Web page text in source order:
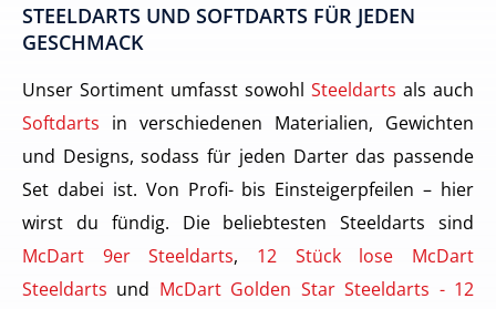
STEELDARTS UND SOFTDARTS FÜR JEDEN
GESCHMACK
Unser Sortiment umfasst sowohl Steeldarts als auch
Softdarts in verschiedenen Materialien, Gewichten
und Designs, sodass für jeden Darter das passende
Set dabei ist. Von Profi- bis Einsteigerpfeilen – hier
wirst du fündig. Die beliebtesten Steeldarts sind
McDart 9er Steeldarts, 12 Stück lose McDart
Steeldarts und McDart Golden Star Steeldarts - 12